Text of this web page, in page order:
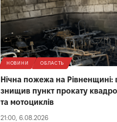
НОВИНИ ОБЛАСТЬ
Нічна пожежа на Рівненщині:
знищив пункт прокату
та мотоциклів
21:00, 6.08.2026